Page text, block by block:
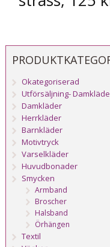
Okategoriserad
Utförsäljning-
Damkläder
Herrkläder
Barnkläder
Motivtryck
Varselkläder
Huvudbonader
Smycken
Armband
Broscher
Halsband
Örhängen
Textil